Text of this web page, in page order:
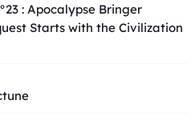
: Apocalypse Bringer
Starts with the Civilization